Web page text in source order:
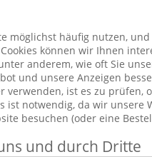
möglichst häufig nutzen,
können wir Ihnen
anderem, wie oft Sie
und unsere Anzeigen
ist es zu prüfen,
ist notwendig, da wir
besuchen (oder eine
und durch Dritte